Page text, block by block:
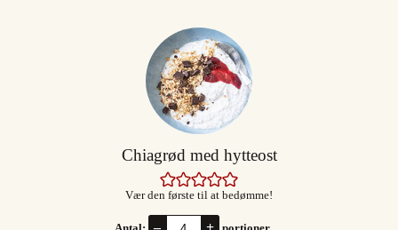
Chiagrød med hytteost
Vær den første til at bedømme!
– +